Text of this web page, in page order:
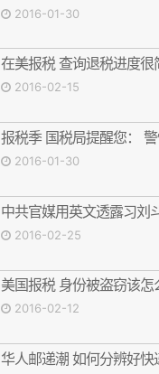
2016-01-30
在美报税 查询退税进度很
2016-02-15
报税季 国税局提醒您：
2016-01-30
中共官媒用英文透露习刘
2016-02-25
美国报税 身份被盗窃该怎
2016-02-12
华人邮递潮 如何分辨好快